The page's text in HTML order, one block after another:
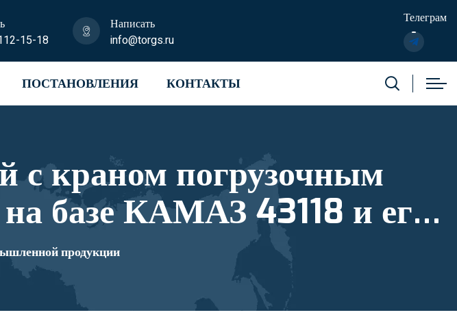
15-18
Написать
info@torgs.ru
Телеграм
ПОСТАНОВЛЕНИЯ КОНТАКТЫ
с краном погрузочным
базе КАМАЗ 43118 и его
номер 10334665
продукции